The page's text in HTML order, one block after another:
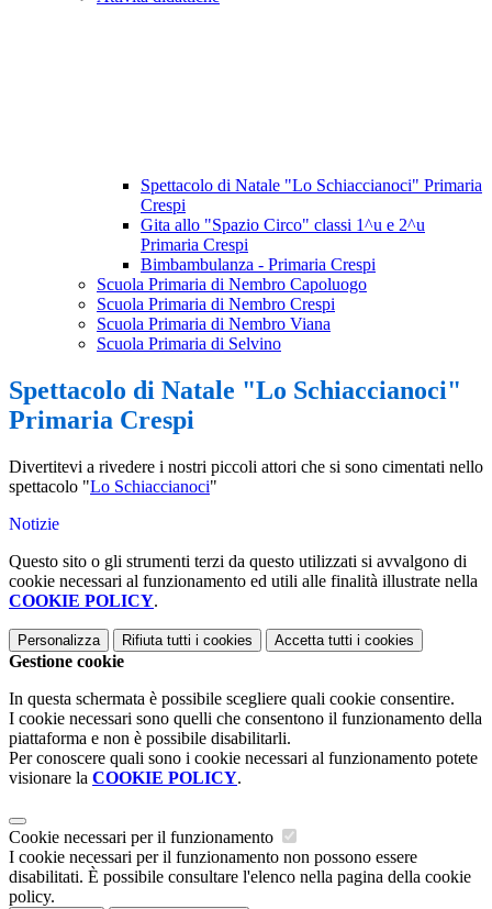
Spettacolo di Natale "Lo Schiaccianoci" Primaria
Crespi
Gita allo "Spazio Circo" classi 1^u e 2^u
Primaria Crespi
Bimbambulanza - Primaria Crespi
Scuola Primaria di Nembro Capoluogo
Scuola Primaria di Nembro Crespi
Scuola Primaria di Nembro Viana
Scuola Primaria di Selvino
Spettacolo di Natale "Lo Schiaccianoci"
Primaria Crespi
Divertitevi a rivedere i nostri piccoli attori che si sono cimentati nello
spettacolo "Lo Schiaccianoci"
Notizie
Questo sito o gli strumenti terzi da questo utilizzati si avvalgono di
cookie necessari al funzionamento ed utili alle finalità illustrate nella
COOKIE POLICY.
Personalizza Rifiuta tutti i cookies Accetta tutti i cookies
Gestione cookie
In questa schermata è possibile scegliere quali cookie consentire.
I cookie necessari sono quelli che consentono il funzionamento della
piattaforma e non è possibile disabilitarli.
Per conoscere quali sono i cookie necessari al funzionamento potete
visionare la COOKIE POLICY.
Cookie necessari per il funzionamento
I cookie necessari per il funzionamento non possono essere
disabilitati. È possibile consultare l'elenco nella pagina della cookie
policy.